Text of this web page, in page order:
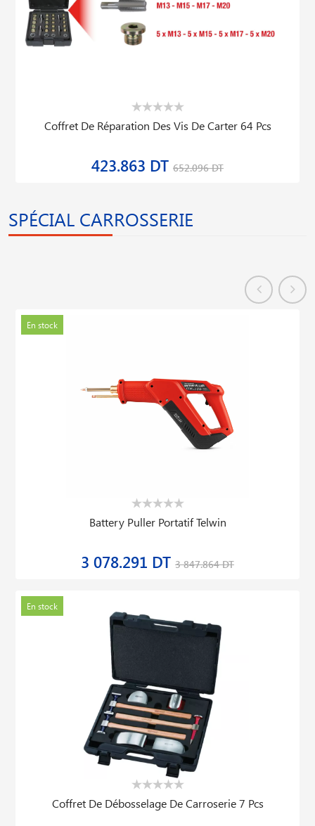
Coffret De Réparation Des Vis De Carter 64 Pcs
423.863 DT 652.096 DT
SPÉCIAL CARROSSERIE
En stock
Battery Puller Portatif Telwin
3 078.291 DT 3 847.864 DT
En stock
Coffret De Débosselage De Carroserie 7 Pcs